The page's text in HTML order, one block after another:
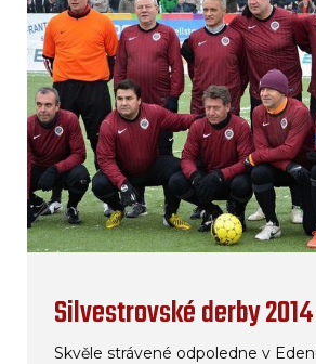
Silvestrovské derby 2014
Skvěle strávené odpoledne v